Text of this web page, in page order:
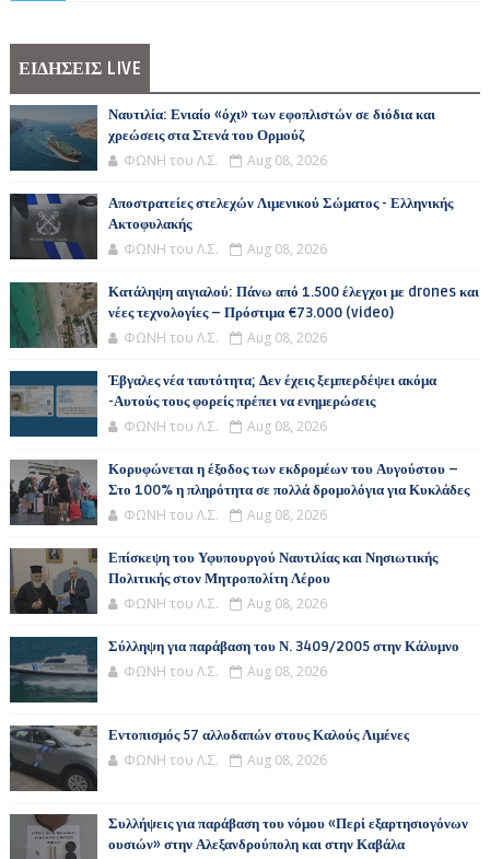
ΕΙΔΗΣΕΙΣ LIVE
Ναυτιλία: Ενιαίο «όχι» των εφοπλιστών σε διόδια και
χρεώσεις στα Στενά του Ορμούζ
ΦΩΝΗ του Λ.Σ. Aug 08, 2026
Αποστρατείες στελεχών Λιμενικού Σώματος - Ελληνικής
Ακτοφυλακής
ΦΩΝΗ του Λ.Σ. Aug 08, 2026
Κατάληψη αιγιαλού: Πάνω από 1.500 έλεγχοι με drones και
νέες τεχνολογίες – Πρόστιμα €73.000 (video)
ΦΩΝΗ του Λ.Σ. Aug 08, 2026
Έβγαλες νέα ταυτότητα; Δεν έχεις ξεμπερδέψει ακόμα
-Αυτούς τους φορείς πρέπει να ενημερώσεις
ΦΩΝΗ του Λ.Σ. Aug 08, 2026
Κορυφώνεται η έξοδος των εκδρομέων του Αυγούστου –
Στο 100% η πληρότητα σε πολλά δρομολόγια για Κυκλάδες
ΦΩΝΗ του Λ.Σ. Aug 08, 2026
Επίσκεψη του Υφυπουργού Ναυτιλίας και Νησιωτικής
Πολιτικής στον Μητροπολίτη Λέρου
ΦΩΝΗ του Λ.Σ. Aug 08, 2026
Σύλληψη για παράβαση του Ν. 3409/2005 στην Κάλυμνο
ΦΩΝΗ του Λ.Σ. Aug 08, 2026
Εντοπισμός 57 αλλοδαπών στους Καλούς Λιμένες
ΦΩΝΗ του Λ.Σ. Aug 08, 2026
Συλλήψεις για παράβαση του νόμου «Περί εξαρτησιογόνων
ουσιών» στην Αλεξανδρούπολη και στην Καβάλα